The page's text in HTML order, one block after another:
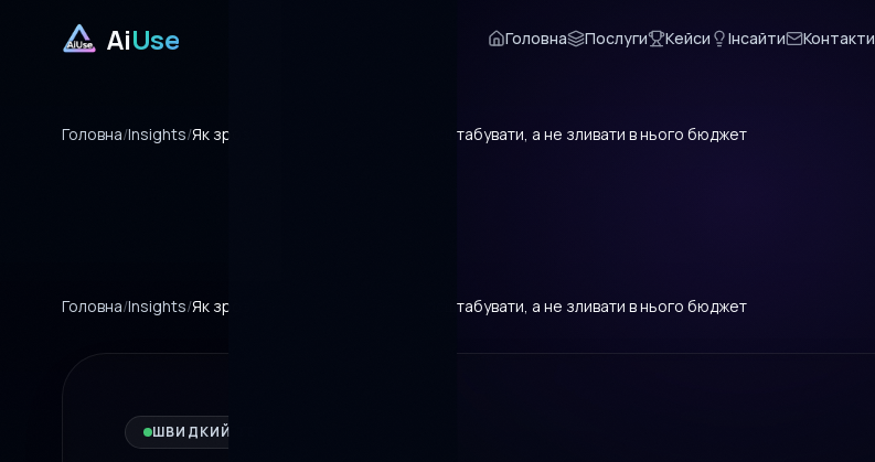
AiUse Головна Послуги Кейси Інсайти Контакти
Головна/Insights/Як зрозуміти, що канал варто масштабувати, а не зливати в нього бюджет
Головна/Insights/Як зрозуміти, що канал варто масштабувати, а не зливати в нього бюджет
ШВИДКИЙ ТЕСТ ПОПИТУ